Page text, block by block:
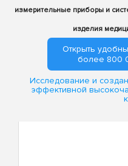
измерительные приборы и
изделия
Открыть
более 800
Исследование и
эффективной